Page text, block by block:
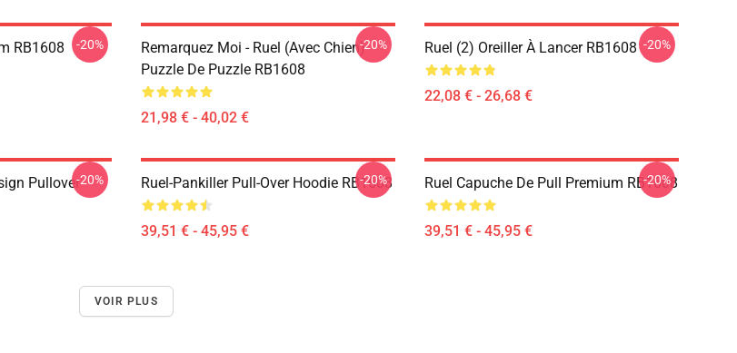
RB1608 -20%
Remarquez Moi - Ruel (avec Chien)
Puzzle De Puzzle RB1608
21,98 € - 40,02 €
-20% Ruel (2) Oreiller À Lancer RB1608
22,08 € - 26,68 €
-20%
Pullover-20% Ruel-Pankiller Pull-Over Hoodie RB1608
39,51 € - 45,95 €
-20% Ruel Capuche De Pull Premium RB1608
39,51 € - 45,95 €
-20%
VOIR PLUS